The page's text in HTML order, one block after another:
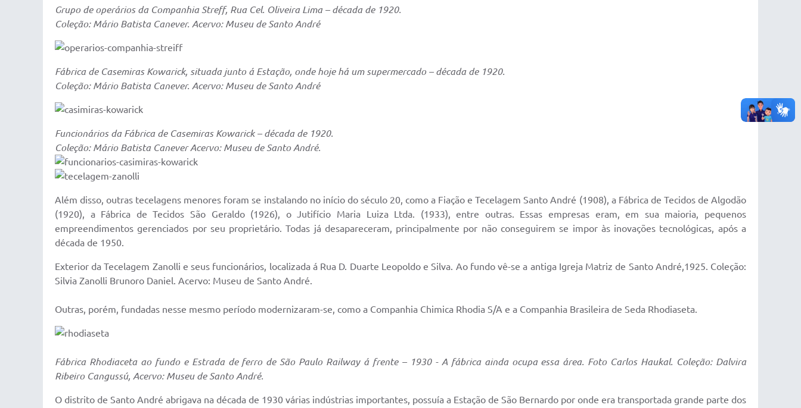
Grupo de operários da Companhia Streff, Rua Cel. Oliveira Lima – década de 1920.
Coleção: Mário Batista Canever. Acervo: Museu de Santo André
Fábrica de Casemiras Kowarick, situada junto á Estação, onde hoje há um supermercado – década de 1920.
Coleção: Mário Batista Canever. Acervo: Museu de Santo André
Funcionários da Fábrica de Casemiras Kowarick – década de 1920.
Coleção: Mário Batista Canever Acervo: Museu de Santo André.
Além disso, outras tecelagens menores foram se instalando no início do século 20, como a Fiação e Tecelagem Santo André (1908), a Fábrica de Tecidos de Algodão
(1920), a Fábrica de Tecidos São Geraldo (1926), o Jutifício Maria Luiza Ltda. (1933), entre outras. Essas empresas eram, em sua maioria, pequenos
empreendimentos gerenciados por seu proprietário. Todas já desapareceram, principalmente por não conseguirem se impor às inovações tecnológicas, após a
década de 1950.
Exterior da Tecelagem Zanolli e seus funcionários, localizada á Rua D. Duarte Leopoldo e Silva. Ao fundo vê-se a antiga Igreja Matriz de Santo André,1925. Coleção:
Silvia Zanolli Brunoro Daniel. Acervo: Museu de Santo André.
Outras, porém, fundadas nesse mesmo período modernizaram-se, como a Companhia Chimica Rhodia S/A e a Companhia Brasileira de Seda Rhodiaseta.
Fábrica Rhodiaceta ao fundo e Estrada de ferro de São Paulo Railway á frente – 1930 - A fábrica ainda ocupa essa área. Foto Carlos Haukal. Coleção: Dalvira
Ribeiro Cangussú, Acervo: Museu de Santo André.
O distrito de Santo André abrigava na década de 1930 várias indústrias importantes, possuía a Estação de São Bernardo por onde era transportada grande parte dos